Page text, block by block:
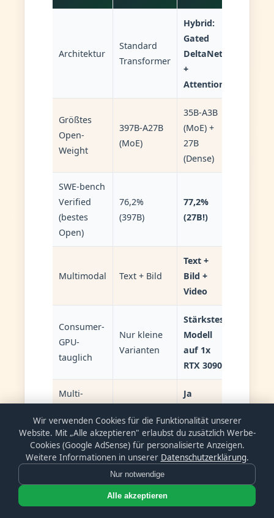
Architektur
Standard
Transformer
Hybrid:
Gated
DeltaNet
+
Attention
Größtes
Open-
Weight
397B-A27B
(MoE)
35B-A3B
(MoE) +
27B
(Dense)
SWE-bench
Verified
(bestes
Open)
76,2%
(397B)
77,2%
(27B!)
Multimodal Text + Bild
Text +
Bild +
Video
Consumer-
GPU-
tauglich
Nur kleine
Varianten
Stärkstes
Modell
auf 1x
RTX 3090
Multi-
Prediction
Ja
Modell)
Chain-of-
Thought
Toggle
(Thinking
Mode)
Always-
On (Plus)
/ Toggle
Wir verwenden Cookies für die Funktionalität unserer
Website. Mit „Alle akzeptieren" erlaubst du zusätzlich Werbe-
Cookies (Google AdSense) für personalisierte Anzeigen.
Weitere Informationen in unserer Datenschutzerklärung.
Nur notwendige
Alle akzeptieren